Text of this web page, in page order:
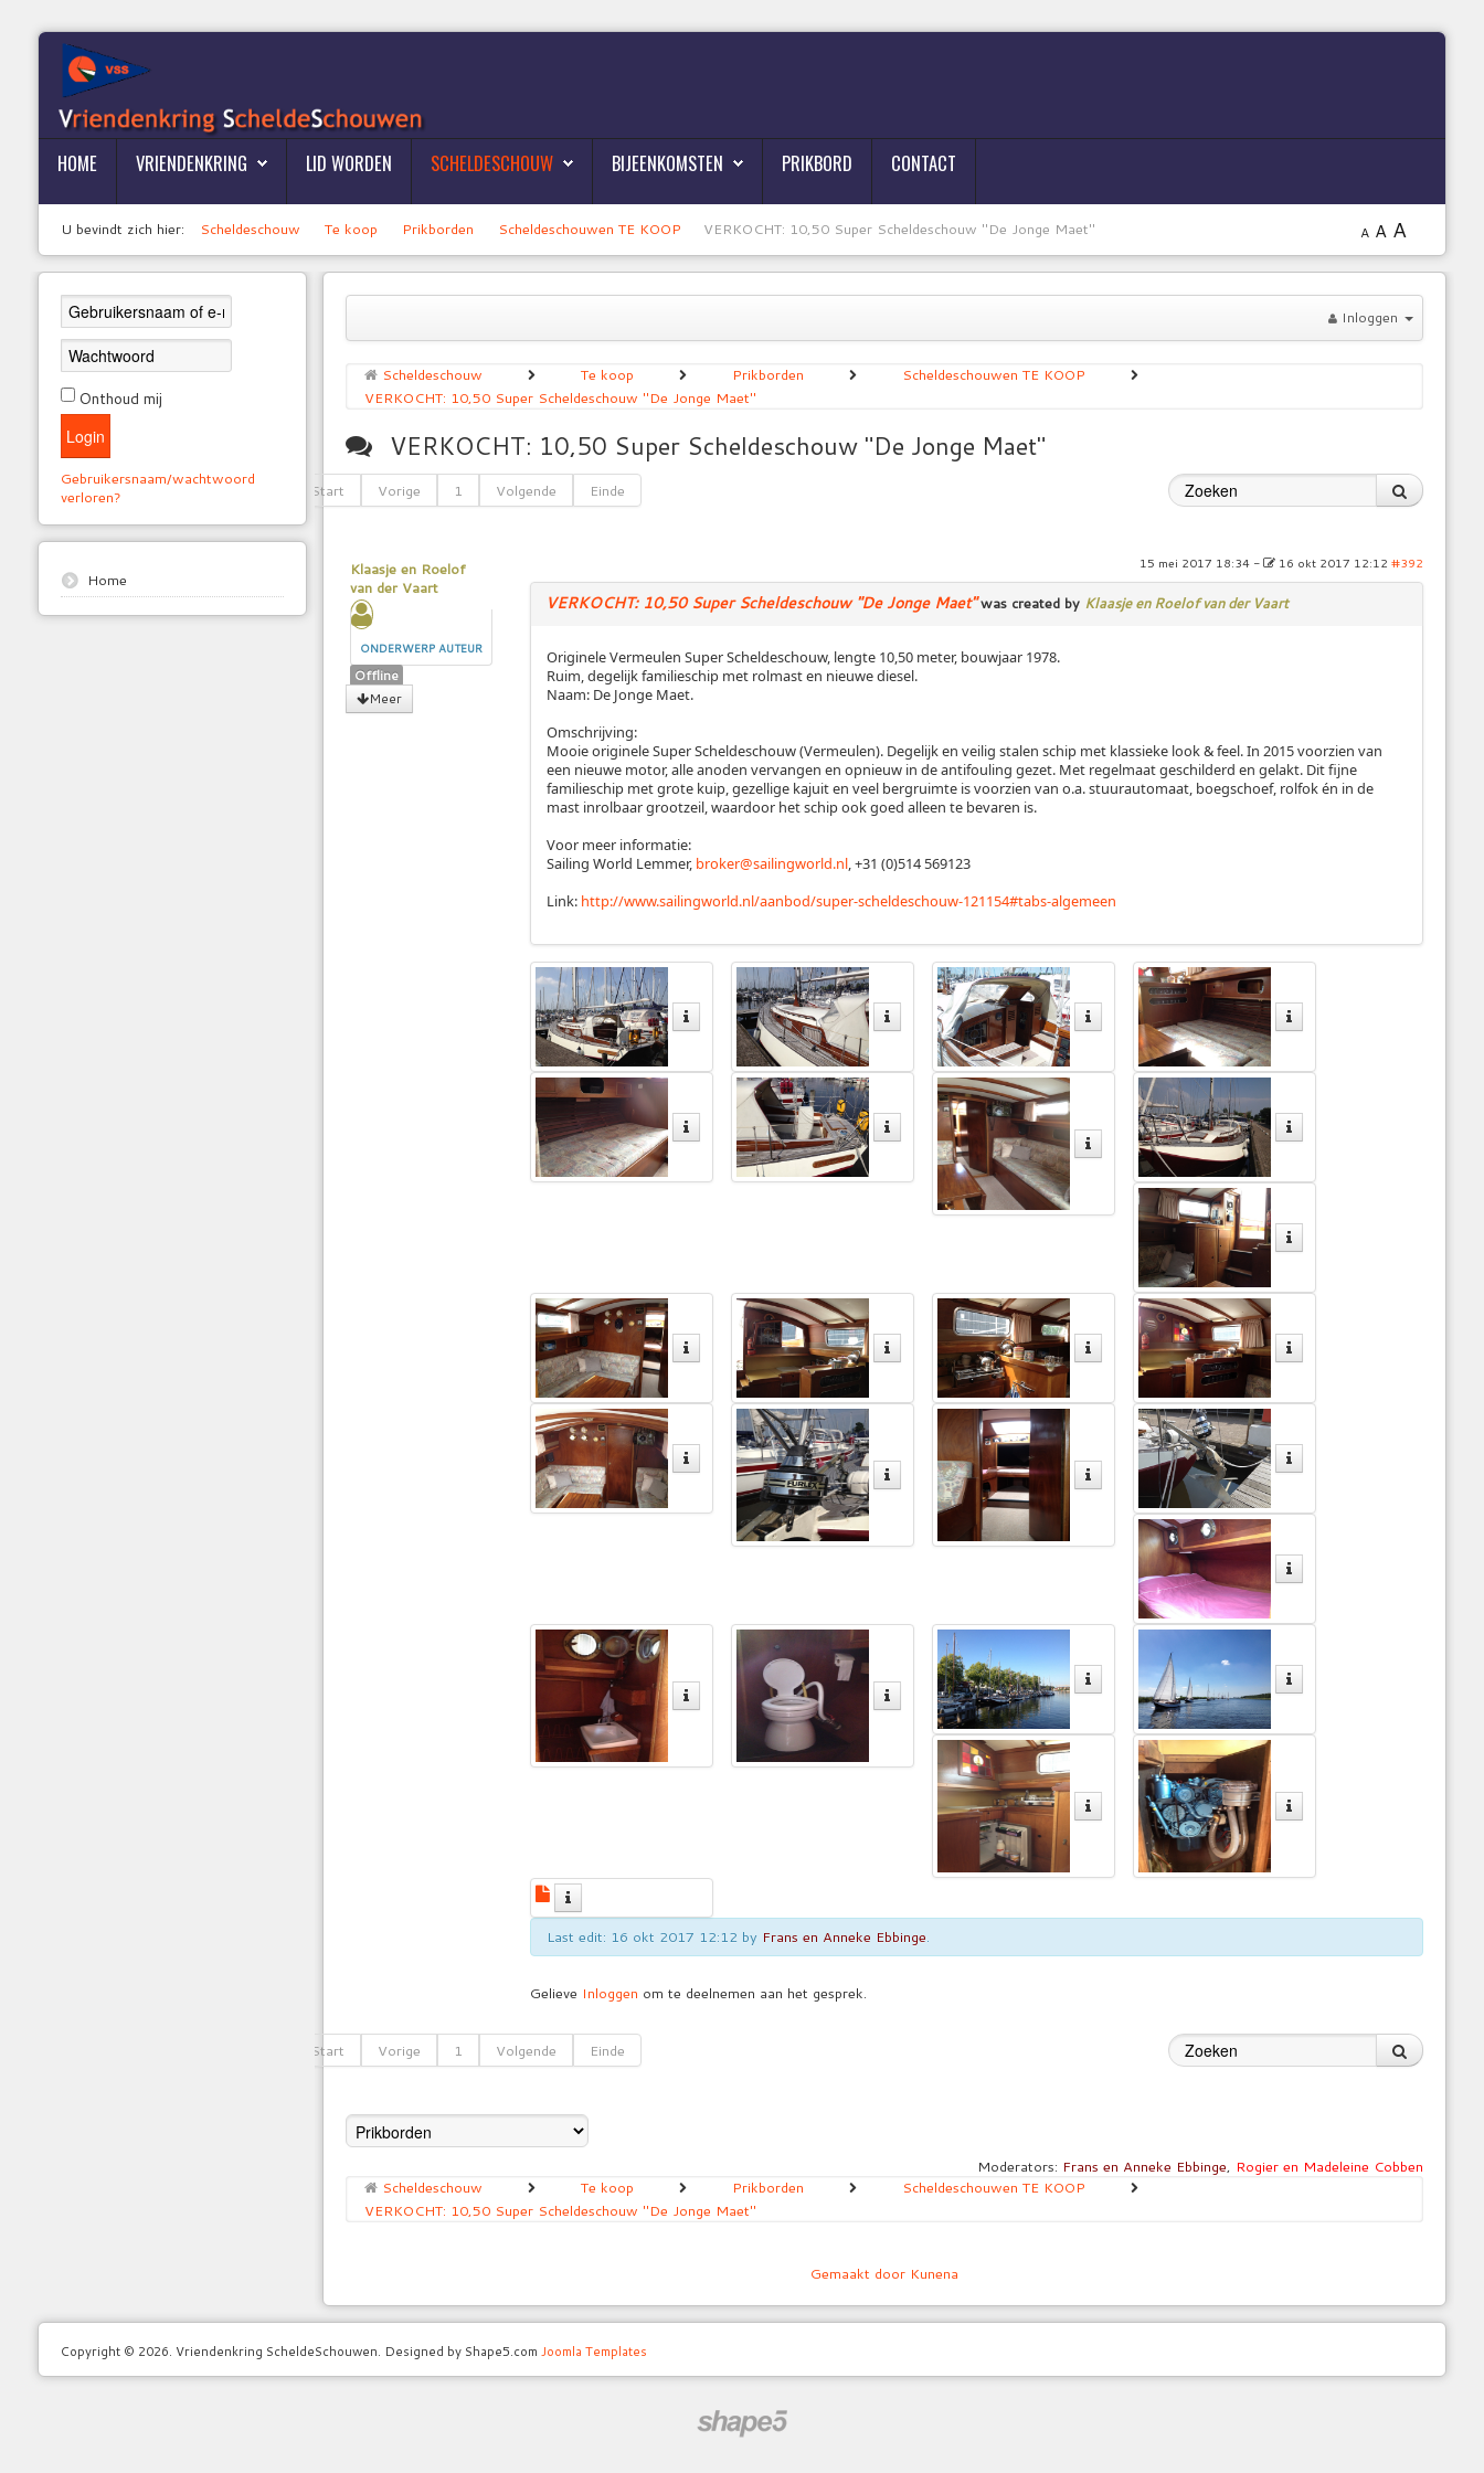
HOME VRIENDENKRING LID WORDEN SCHELDESCHOUW BIJEENKOMSTEN PRIKBORD CONTACT
U bevindt zich hier: Scheldeschouw Te koop Prikborden Scheldeschouwen TE KOOP VERKOCHT: 10,50 Super Scheldeschouw "De Jonge Maet" A A A
Inloggen
Scheldeschouw Te koop Prikborden
Scheldeschouwen TE KOOP
VERKOCHT: 10,50 Super Scheldeschouw "De Jonge Maet"
VERKOCHT: 10,50 Super Scheldeschouw "De Jonge Maet"
Start Vorige 1 Volgende Einde
Klaasje en Roelof
van der Vaart
ONDERWERP AUTEUR
Offline
Meer
15 mei 2017 18:34 - 16 okt 2017 12:12 #392
VERKOCHT: 10,50 Super Scheldeschouw "De Jonge Maet"was created by Klaasje en Roelof van der Vaart
Originele Vermeulen Super Scheldeschouw, lengte 10,50 meter, bouwjaar 1978.
Ruim, degelijk familieschip met rolmast en nieuwe diesel.
Naam: De Jonge Maet.
Omschrijving:
Mooie originele Super Scheldeschouw (Vermeulen). Degelijk en veilig stalen schip met klassieke look & feel. In 2015 voorzien van
een nieuwe motor, alle anoden vervangen en opnieuw in de antifouling gezet. Met regelmaat geschilderd en gelakt. Dit fijne
familieschip met grote kuip, gezellige kajuit en veel bergruimte is voorzien van o.a. stuurautomaat, boegschoef, rolfok én in de
mast inrolbaar grootzeil, waardoor het schip ook goed alleen te bevaren is.
Voor meer informatie:
Sailing World Lemmer, broker@sailingworld.nl, +31 (0)514 569123
Link: http://www.sailingworld.nl/aanbod/super-scheldeschouw-121154#tabs-algemeen
Last edit: 16 okt 2017 12:12 by Frans en Anneke Ebbinge.
Gelieve Inloggen om te deelnemen aan het gesprek.
Start Vorige 1 Volgende Einde
Moderators: Frans en Anneke Ebbinge, Rogier en Madeleine Cobben
Scheldeschouw
Te koop Prikborden
Scheldeschouwen TE KOOP
VERKOCHT: 10,50 Super Scheldeschouw "De Jonge Maet"
Gemaakt door Kunena
Onthoud mij
Login
Gebruikersnaam/wachtwoord
verloren?
Home
Copyright © 2026. Vriendenkring ScheldeSchouwen. Designed by Shape5.com Joomla Templates